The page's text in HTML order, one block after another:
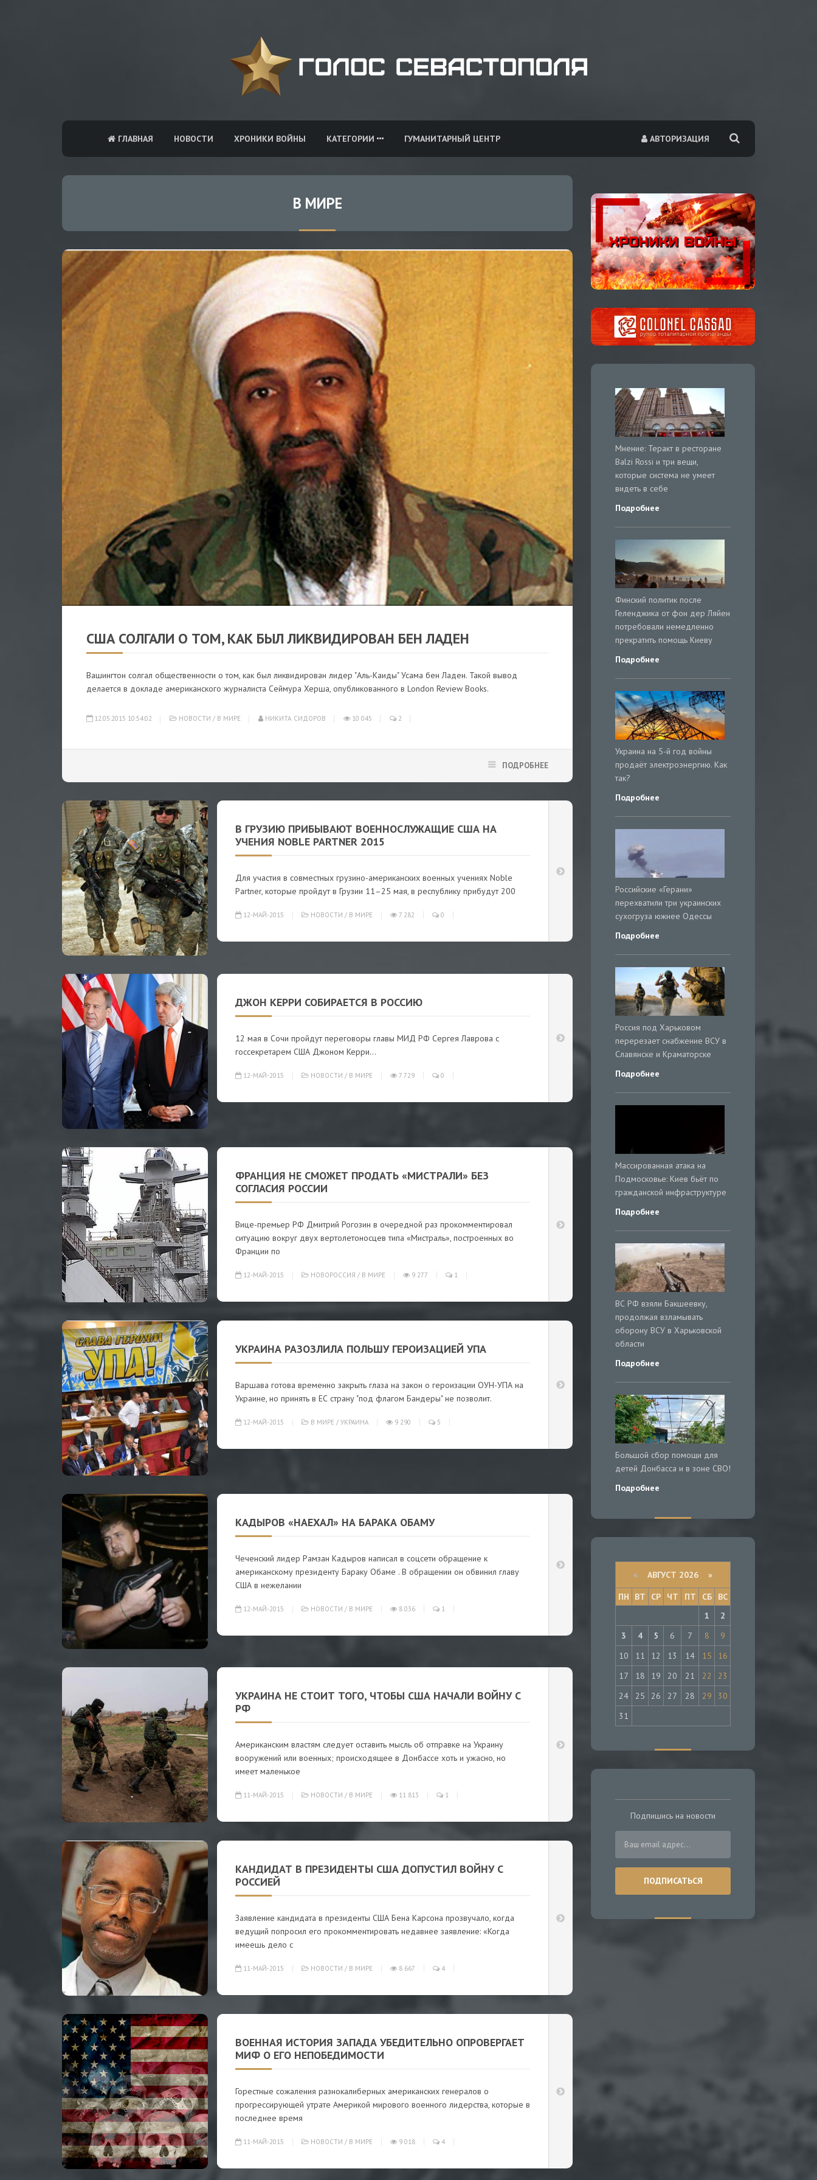
АВТОРИЗАЦИЯ
ГЛАВНАЯ НОВОСТИ ХРОНИКИ ВОЙНЫ КАТЕГОРИИ ГУМАНИТАРНЫЙ ЦЕНТР
В МИРЕ
США СОЛГАЛИ О ТОМ, КАК БЫЛ ЛИКВИДИРОВАН БЕН ЛАДЕН
Вашингтон солгал общественности о том, как был ликвидирован лидер "Аль-Каиды" Усама бен Ладен. Такой вывод
делается в докладе американского журналиста Сеймура Херша, опубликованного в London Review Books.
12.05.2015 10:54:02 НОВОСТИ / В МИРЕ НИКИТА СИДОРОВ 10 045 2
ПОДРОБНЕЕ
В ГРУЗИЮ ПРИБЫВАЮТ ВОЕННОСЛУЖАЩИЕ США НА
УЧЕНИЯ NOBLE PARTNER 2015
Для участия в совместных грузино-американских военных учениях Noble
Partner, которые пройдут в Грузии 11–25 мая, в республику прибудут 200
12-МАЙ-2015 НОВОСТИ / В МИРЕ 7 282 0
ДЖОН КЕРРИ СОБИРАЕТСЯ В РОССИЮ
12 мая в Сочи пройдут переговоры главы МИД РФ Сергея Лаврова с
госсекретарем США Джоном Керри...
12-МАЙ-2015 НОВОСТИ / В МИРЕ 7 729 0
ФРАНЦИЯ НЕ СМОЖЕТ ПРОДАТЬ «МИСТРАЛИ» БЕЗ
СОГЛАСИЯ РОССИИ
Вице-премьер РФ Дмитрий Рогозин в очередной раз прокомментировал
ситуацию вокруг двух вертолетоносцев типа «Мистраль», построенных во
Франции по
12-МАЙ-2015 НОВОРОССИЯ / В МИРЕ 9 277 1
УКРАИНА РАЗОЗЛИЛА ПОЛЬШУ ГЕРОИЗАЦИЕЙ УПА
Варшава готова временно закрыть глаза на закон о героизации ОУН-УПА на
Украине, но принять в ЕС страну "под флагом Бандеры" не позволит.
12-МАЙ-2015 В МИРЕ / УКРАИНА 9 290 5
КАДЫРОВ «НАЕХАЛ» НА БАРАКА ОБАМУ
Чеченский лидер Рамзан Кадыров написал в соцсети обращение к
американскому президенту Бараку Обаме . В обращении он обвинил главу
США в нежелании
12-МАЙ-2015 НОВОСТИ / В МИРЕ 8 036 1
УКРАИНА НЕ СТОИТ ТОГО, ЧТОБЫ США НАЧАЛИ ВОЙНУ С
РФ
Американским властям следует оставить мысль об отправке на Украину
вооружений или военных; происходящее в Донбассе хоть и ужасно, но
имеет маленькое
11-МАЙ-2015 НОВОСТИ / В МИРЕ 11 813 1
КАНДИДАТ В ПРЕЗИДЕНТЫ США ДОПУСТИЛ ВОЙНУ С
РОССИЕЙ
Заявление кандидата в президенты США Бена Карсона прозвучало, когда
ведущий попросил его прокомментировать недавнее заявление: «Когда
имеешь дело с
11-МАЙ-2015 НОВОСТИ / В МИРЕ 8 667 4
ВОЕННАЯ ИСТОРИЯ ЗАПАДА УБЕДИТЕЛЬНО ОПРОВЕРГАЕТ
МИФ О ЕГО НЕПОБЕДИМОСТИ
Горестные сожаления разнокалиберных американских генералов о
прогрессирующей утрате Америкой мирового военного лидерства, которые в
последнее время
11-МАЙ-2015 НОВОСТИ / В МИРЕ 9 018 4
Мнение: Теракт в ресторане
Balzi Rossi и три вещи,
которые система не умеет
видеть в себе
Подробнее
Финский политик после
Геленджика от фон дер Ляйен
потребовали немедленно
прекратить помощь Киеву
Подробнее
Украина на 5-й год войны
продаёт электроэнергию. Как
так?
Подробнее
Российские «Герани»
перехватили три украинских
сухогруза южнее Одессы
Подробнее
Россия под Харьковом
перерезает снабжение ВСУ в
Славянске и Краматорске
Подробнее
Массированная атака на
Подмосковье: Киев бьёт по
гражданской инфраструктуре
Подробнее
ВС РФ взяли Бакшеевку,
продолжая взламывать
оборону ВСУ в Харьковской
области
Подробнее
Большой сбор помощи для
детей Донбасса и в зоне СВО!
Подробнее
« АВГУСТ 2026 »
ПН
ВТ СР ЧТ ПТ СБ
ВС
1
2
3
4 5 6 7 8
9
10
11 12 13 14 15
16
17
18 19 20 21 22
23
24
25 26 27 28 29
30
31
Подпишись на новости